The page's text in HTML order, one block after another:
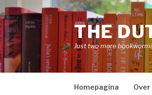
Naar
de
inhoud
springen
THE
Just two more
Homepagina Over